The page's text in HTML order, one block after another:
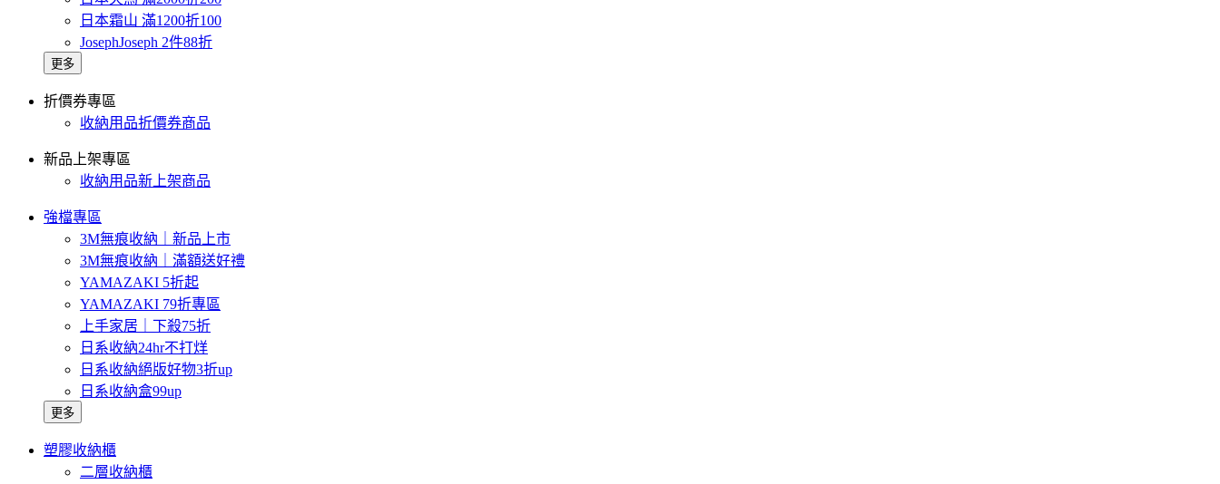
日本霜山 滿1200折100
JosephJoseph 2件88折
更多
折價券專區
收納用品折價券商品
新品上架專區
收納用品新上架商品
強檔專區
3M無痕收納｜新品上市
3M無痕收納｜滿額送好禮
YAMAZAKI 5折起
YAMAZAKI 79折專區
上手家居｜下殺75折
日系收納24hr不打烊
日系收納絕版好物3折up
日系收納盒99up
更多
塑膠收納櫃
二層收納櫃